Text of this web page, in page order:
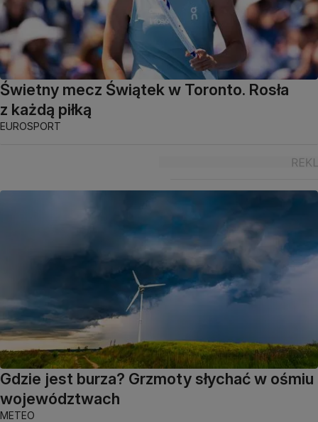
Świetny mecz Świątek w Toronto. Rosła
z każdą piłką
EUROSPORT
Gdzie jest burza? Grzmoty słychać w ośmiu
województwach
METEO